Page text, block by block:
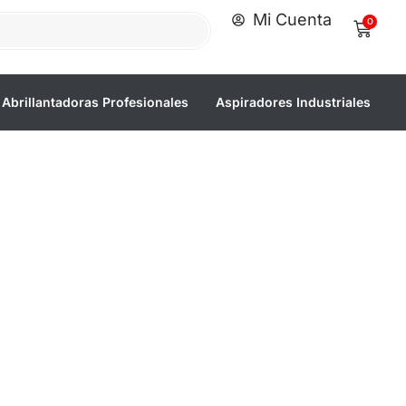
Mi Cuenta 0
Abrillantadoras Profesionales Aspiradores Industriales